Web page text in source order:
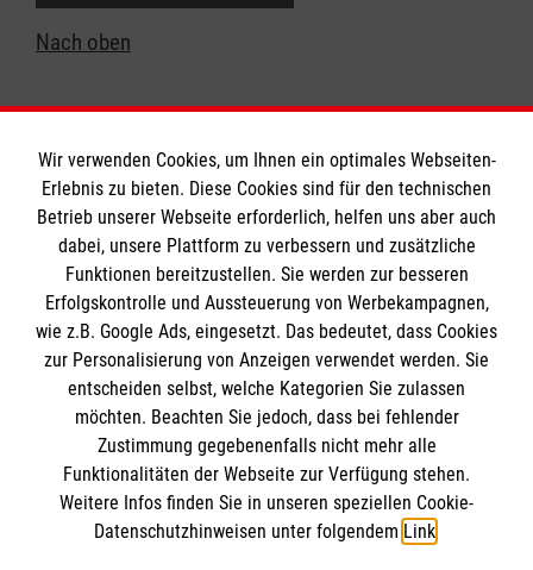
Nach oben
Informationen
Impressum
Datenschutz
Barrierefreiheit
Kontakt
Ansprechpersonen
Die Malteser
Malteser in Deutschland
Malteserorden
Sharepoint
Spendenkonto
Wir verwenden Cookies, um Ihnen ein optimales Webseiten-
Erlebnis zu bieten. Diese Cookies sind für den technischen
Betrieb unserer Webseite erforderlich, helfen uns aber auch
dabei, unsere Plattform zu verbessern und zusätzliche
Funktionen bereitzustellen. Sie werden zur besseren
Erfolgskontrolle und Aussteuerung von Werbekampagnen,
wie z.B. Google Ads, eingesetzt. Das bedeutet, dass Cookies
zur Personalisierung von Anzeigen verwendet werden. Sie
entscheiden selbst, welche Kategorien Sie zulassen
möchten. Beachten Sie jedoch, dass bei fehlender
Zustimmung gegebenenfalls nicht mehr alle
Funktionalitäten der Webseite zur Verfügung stehen.
Weitere Infos finden Sie in unseren speziellen Cookie-
Datenschutzhinweisen unter folgendem Link.